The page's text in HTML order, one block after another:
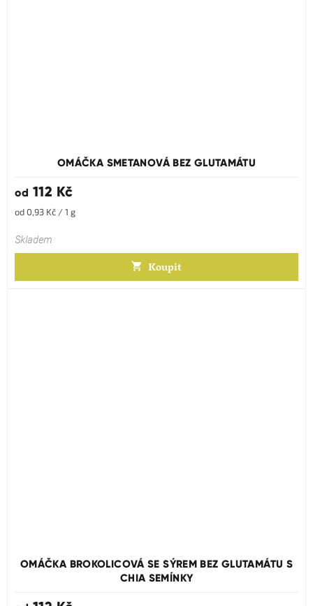
OMÁČKA SMETANOVÁ BEZ GLUTAMÁTU
z
5
od 112 Kč
Měrná
od 0,93 Kč / 1 g
Skladem
Koupit
OMÁČKA BROKOLICOVÁ SE SÝREM BEZ GLUTAMÁTU S
CHIA SEMÍNKY